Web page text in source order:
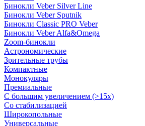
Бинокли Veber Silver Line
Бинокли Veber Sputnik
Бинокли Classic PRO Veber
Бинокли Veber Alfa&Omega
Zoom-бинокли
Астрономические
Зрительные трубы
Компактные
Монокуляры
Премиальные
С большим увеличением (>15x)
Со стабилизацией
Широкопольные
Универсальные